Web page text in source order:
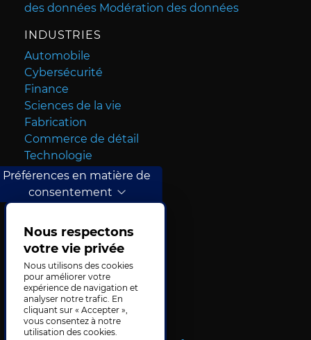
des données Modération des données
INDUSTRIES
Automobile
Cybersécurité
Finance
Sciences de la vie
Fabrication
Commerce de détail
Technologie
Voyages
CONTACTEZ-NOUS
Préférences en matière de
consentement
Nous respectons
votre vie privée
Nous utilisons des cookies
pour améliorer votre
expérience de navigation et
analyser notre trafic. En
cliquant sur « Accepter »,
vous consentez à notre
utilisation des cookies.